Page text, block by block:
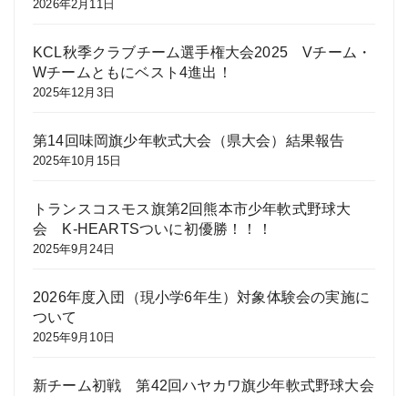
2026年2月11日
KCL秋季クラブチーム選手権大会2025 Vチーム・
Wチームともにベスト4進出！
2025年12月3日
第14回味岡旗少年軟式大会（県大会）結果報告
2025年10月15日
トランスコスモス旗第2回熊本市少年軟式野球大
会 K-HEARTSついに初優勝！！！
2025年9月24日
2026年度入団（現小学6年生）対象体験会の実施に
ついて
2025年9月10日
新チーム初戦 第42回ハヤカワ旗少年軟式野球大会